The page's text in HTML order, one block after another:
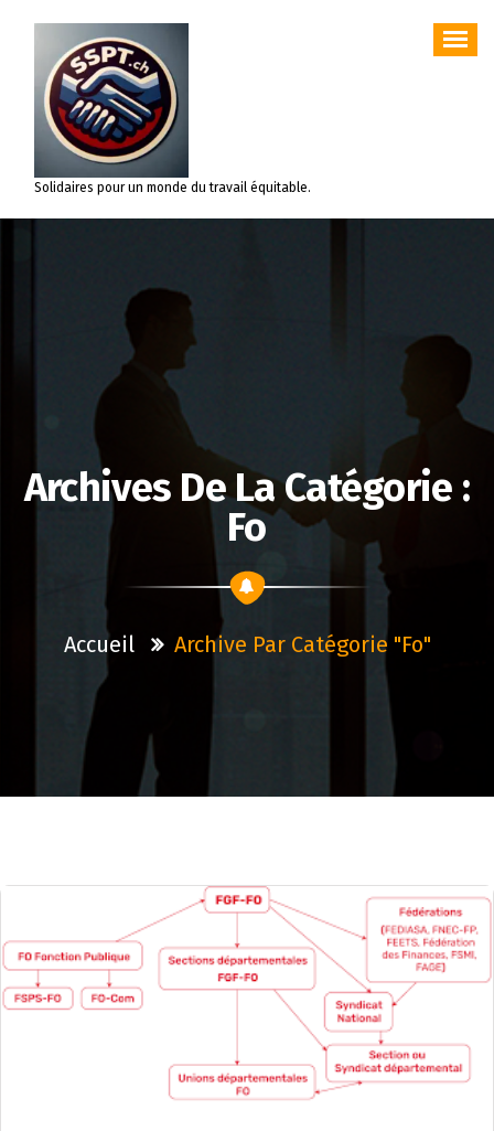
contenu
Solidaires pour un monde du travail équitable.
Archives De La Catégorie :
Fo
Accueil Archive Par Catégorie "fo"